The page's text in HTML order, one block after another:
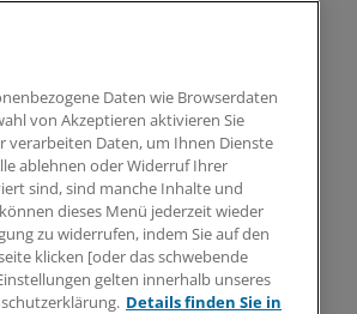
fordert Regeln für
genutzt werden können.
mahnt der vzbv anlässlich
Daten wie Browserdaten
von Akzeptieren aktivieren Sie
verarbeiten Daten, um Ihnen Dienste
ablehnen oder Widerruf Ihrer
sind, sind manche Inhalte und
dieses Menü jederzeit wieder
zu widerrufen, indem Sie auf den
klicken [oder das schwebende
gelten innerhalb unseres
Details finden Sie in